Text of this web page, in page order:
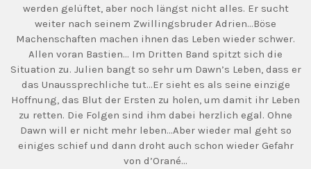
werden gelüftet, aber noch längst nicht alles. Er sucht
weiter nach seinem Zwillingsbruder Adrien…Böse
Machenschaften machen ihnen das Leben wieder schwer.
Allen voran Bastien… Im Dritten Band spitzt sich die
Situation zu. Julien bangt so sehr um Dawn’s Leben, dass er
das Unaussprechliche tut…Er sieht es als seine einzige
Hoffnung, das Blut der Ersten zu holen, um damit ihr Leben
zu retten. Die Folgen sind ihm dabei herzlich egal. Ohne
Dawn will er nicht mehr leben…Aber wieder mal geht so
einiges schief und dann droht auch schon wieder Gefahr
von d’Orané…